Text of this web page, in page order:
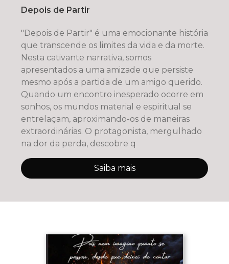
Depois de Partir
"Depois de Partir" é uma emocionante história
que transcende os limites da vida e da morte.
Nesta cativante narrativa, somos
apresentados a uma amizade que persiste
mesmo após a partida de um amigo querido.
Quando um encontro inesperado ocorre em
sonhos, os mundos material e espiritual se
entrelaçam, aproximando-os de maneiras
extraordinárias. O protagonista, mergulhado
na dor da perda, descobre q
Saiba mais